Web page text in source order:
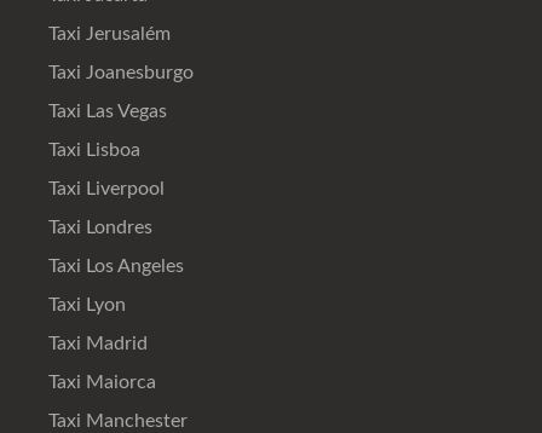
Taxi Jerusalém
Taxi Joanesburgo
Taxi Las Vegas
Taxi Lisboa
Taxi Liverpool
Taxi Londres
Taxi Los Angeles
Taxi Lyon
Taxi Madrid
Taxi Maiorca
Taxi Manchester